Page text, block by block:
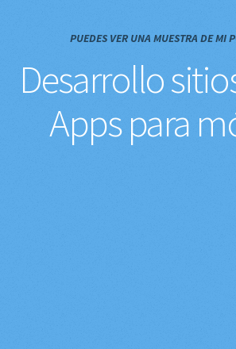
PUEDES VER UNA MUESTRA DE MI
Desarrollo
Apps para